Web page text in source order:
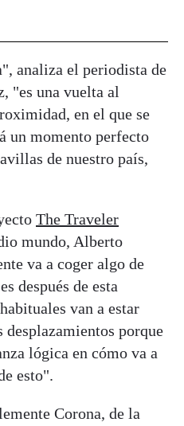
analiza el periodista de
"es una vuelta al
en el que se
un momento perfecto
de nuestro país,
The Traveler
mundo, Alberto
va a coger algo de
después de esta
van a estar
desplazamientos porque
lógica en cómo va a
esto".
Corona, de la